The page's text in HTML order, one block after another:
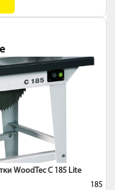
WoodTec C 185 Lite
185